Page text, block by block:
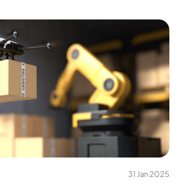
31 Jan 2025